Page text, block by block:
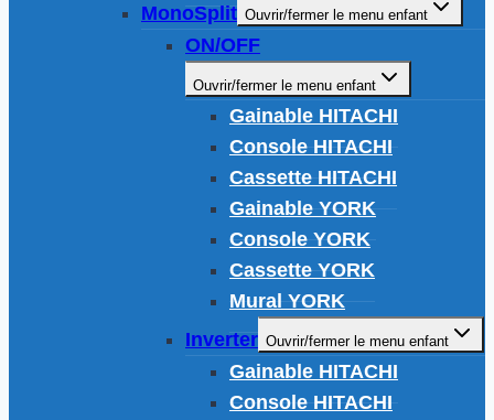
MonoSplit Ouvrir/fermer le menu enfant
ON/OFF
Ouvrir/fermer le menu enfant
Gainable HITACHI
Console HITACHI
Cassette HITACHI
Gainable YORK
Console YORK
Cassette YORK
Mural YORK
Inverter Ouvrir/fermer le menu enfant
Gainable HITACHI
Console HITACHI